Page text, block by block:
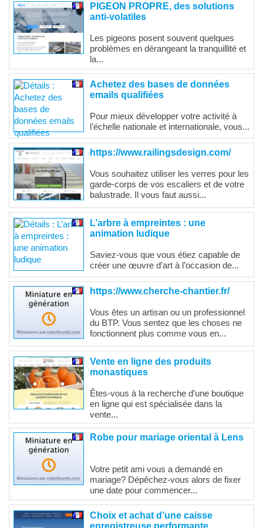
PIGEON PROPRE, des solutions
anti-volatiles
Les pigeons posent souvent quelques
problèmes en dérangeant la tranquillité et
la...
Achetez des bases de données
emails qualifiées
Pour mieux développer votre activité à
l’échelle nationale et internationale, vous...
https://www.railingsdesign.com/
Vous souhaitez utiliser les verres pour les
garde-corps de vos escaliers et de votre
balustrade. Il vous faut aussi...
L’arbre à empreintes : une
animation ludique
Saviez-vous que vous étiez capable de
créer une œuvre d’art à l’occasion de...
https://www.cherche-chantier.fr/
Vous êtes un artisan ou un professionnel
du BTP. Vous sentez que les choses ne
fonctionnent plus comme vous en...
Vente en ligne des produits
monastiques
Êtes-vous à la recherche d’une boutique
en ligne qui est spécialisée dans la
vente...
Robe pour mariage oriental à Lens
Votre petit ami vous a demandé en
mariage? Dépêchez-vous alors de fixer
une date pour commencer...
Choix et achat d’une caisse
enregistreuse performante